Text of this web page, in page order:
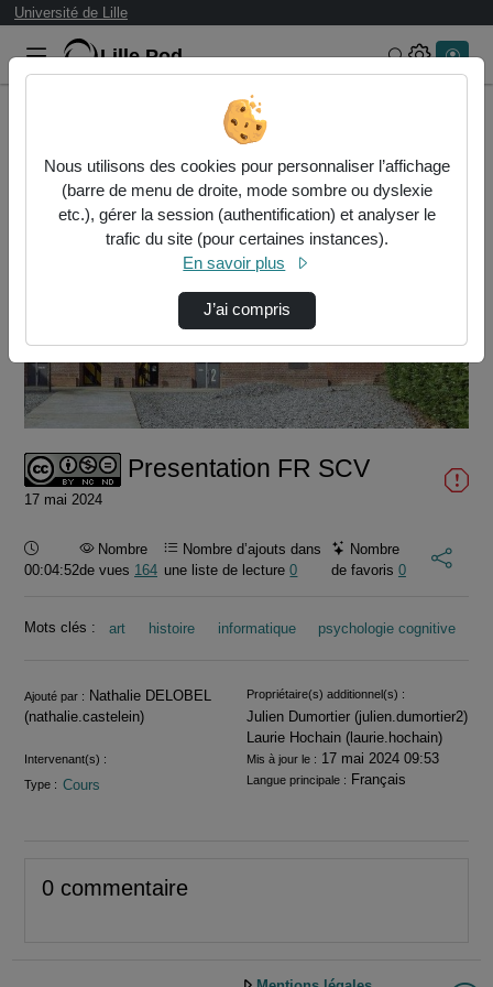
Université de Lille
Lille.Pod Rechercher
Presentation FR SCV
Lire
la
vidéo
Presentation FR SCV
17 mai 2024
Durée :
00:04:52
Nombre
de vues 164
Nombre d’ajouts dans
une liste de lecture0
Nombre
de favoris 0
Mots clés : art histoire informatique psychologie cognitive
Informations
Ajouté par : Nathalie DELOBEL
(nathalie.castelein)
Propriétaire(s) additionnel(s) :
Julien Dumortier (julien.dumortier2)
Laurie Hochain (laurie.hochain)
Intervenant(s) : Mis à jour le : 17 mai 2024 09:53
Type : Cours Langue principale : Français
0 commentaire
Nous utilisons des cookies pour personnaliser l’affichage
(barre de menu de droite, mode sombre ou dyslexie
etc.), gérer la session (authentification) et analyser le
trafic du site (pour certaines instances).
En savoir plus
J’ai compris